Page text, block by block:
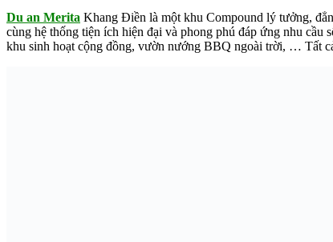
Du an Merita Khang Điền là một khu Compound lý tưởng,
cùng hệ thống tiện ích hiện đại và phong phú đáp ứng nhu
khu sinh hoạt cộng đồng, vườn nướng BBQ ngoài trời, … Tất